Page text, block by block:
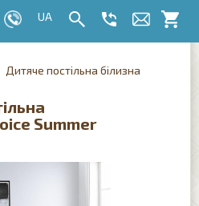
Дитяче постільна білизна
Summer